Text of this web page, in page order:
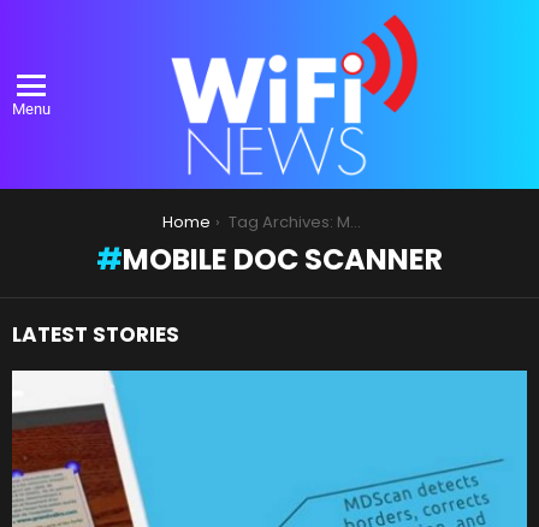
Menu
Home Tag Archives: Mobile Doc Scanner
MOBILE DOC SCANNER
LATEST STORIES